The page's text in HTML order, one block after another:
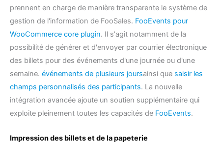
prennent en charge de manière transparente le système de
gestion de l'information de FooSales. FooEvents pour
WooCommerce core plugin. Il s'agit notamment de la
possibilité de générer et d'envoyer par courrier électronique
des billets pour des événements d'une journée ou d'une
semaine. événements de plusieurs joursainsi que saisir les
champs personnalisés des participants. La nouvelle
intégration avancée ajoute un soutien supplémentaire qui
exploite pleinement toutes les capacités de FooEvents.
Impression des billets et de la papeterie